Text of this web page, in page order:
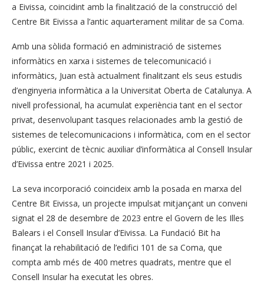
a Eivissa, coincidint amb la finalització de la construcció del
Centre Bit Eivissa a l’antic aquarterament militar de sa Coma.
Amb una sòlida formació en administració de sistemes
informàtics en xarxa i sistemes de telecomunicació i
informàtics, Juan està actualment finalitzant els seus estudis
d’enginyeria informàtica a la Universitat Oberta de Catalunya. A
nivell professional, ha acumulat experiència tant en el sector
privat, desenvolupant tasques relacionades amb la gestió de
sistemes de telecomunicacions i informàtica, com en el sector
públic, exercint de tècnic auxiliar d’informàtica al Consell Insular
d’Eivissa entre 2021 i 2025.
La seva incorporació coincideix amb la posada en marxa del
Centre Bit Eivissa, un projecte impulsat mitjançant un conveni
signat el 28 de desembre de 2023 entre el Govern de les Illes
Balears i el Consell Insular d’Eivissa. La Fundació Bit ha
finançat la rehabilitació de l’edifici 101 de sa Coma, que
compta amb més de 400 metres quadrats, mentre que el
Consell Insular ha executat les obres.